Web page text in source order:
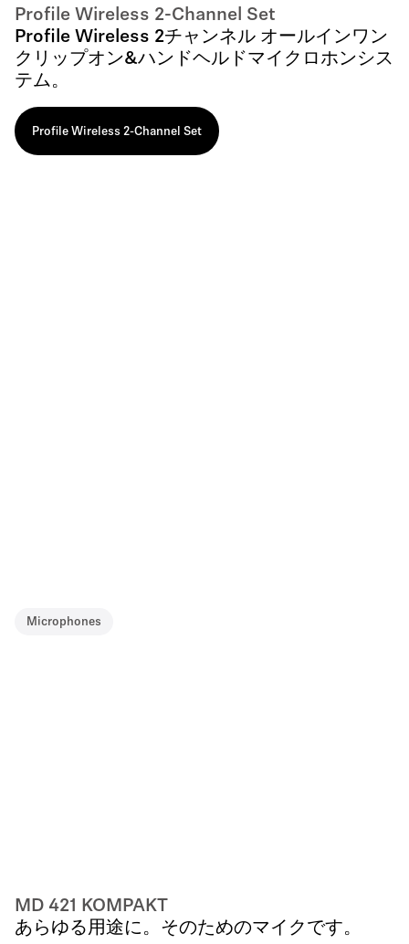
Profile Wireless 2-Channel Set
Profile Wireless 2チャンネル オールインワン
クリップオン&ハンドヘルドマイクロホンシス
テム。
Profile Wireless 2-Channel Set
Microphones
MD 421 KOMPAKT
あらゆる用途に。そのためのマイクです。